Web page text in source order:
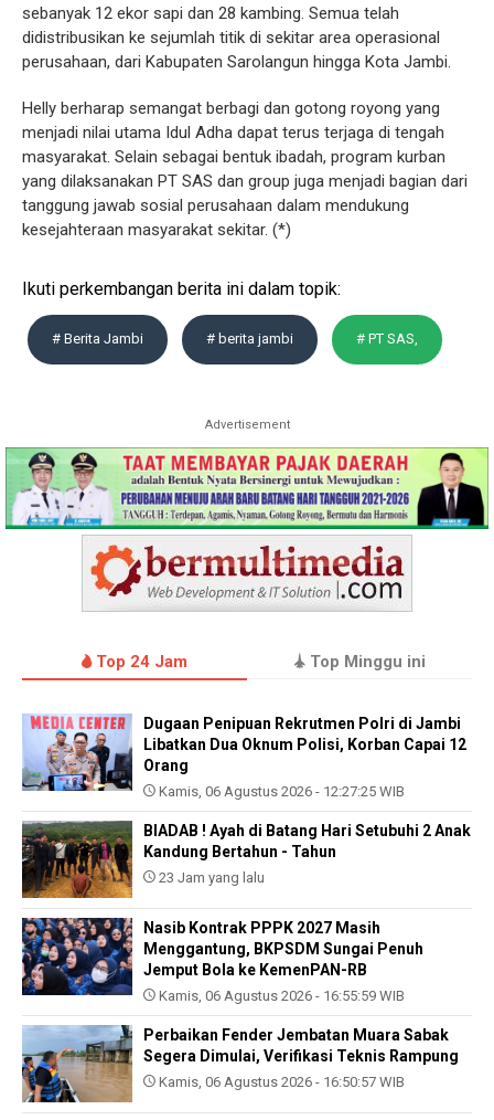
sebanyak 12 ekor sapi dan 28 kambing. Semua telah
didistribusikan ke sejumlah titik di sekitar area operasional
perusahaan, dari Kabupaten Sarolangun hingga Kota Jambi.
Helly berharap semangat berbagi dan gotong royong yang
menjadi nilai utama Idul Adha dapat terus terjaga di tengah
masyarakat. Selain sebagai bentuk ibadah, program kurban
yang dilaksanakan PT SAS dan group juga menjadi bagian dari
tanggung jawab sosial perusahaan dalam mendukung
kesejahteraan masyarakat sekitar. (*)
Ikuti perkembangan berita ini dalam topik:
# Berita Jambi # berita jambi # PT SAS,
Advertisement
Top 24 Jam Top Minggu ini
Dugaan Penipuan Rekrutmen Polri di Jambi
Libatkan Dua Oknum Polisi, Korban Capai 12
Orang
Kamis, 06 Agustus 2026 - 12:27:25 WIB
BIADAB ! Ayah di Batang Hari Setubuhi 2 Anak
Kandung Bertahun - Tahun
23 Jam yang lalu
Nasib Kontrak PPPK 2027 Masih
Menggantung, BKPSDM Sungai Penuh
Jemput Bola ke KemenPAN-RB
Kamis, 06 Agustus 2026 - 16:55:59 WIB
Perbaikan Fender Jembatan Muara Sabak
Segera Dimulai, Verifikasi Teknis Rampung
Kamis, 06 Agustus 2026 - 16:50:57 WIB